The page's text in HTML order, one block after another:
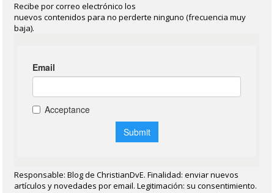
Recibe por correo electrónico los
nuevos contenidos para no perderte ninguno (frecuencia muy
baja).
Responsable: Blog de ChristianDvE. Finalidad: enviar nuevos
artículos y novedades por email. Legitimación: su consentimiento.